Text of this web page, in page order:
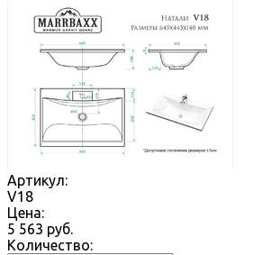
Артикул:
V18
Цена:
5 563 руб.
Количество: